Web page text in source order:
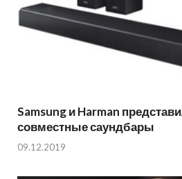
Samsung и Harman
совместные саундбары
09.12.2019